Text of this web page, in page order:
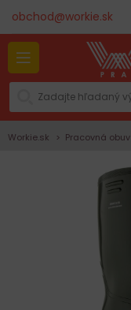
obchod@workie.sk
Workie.sk Pracovná obuv